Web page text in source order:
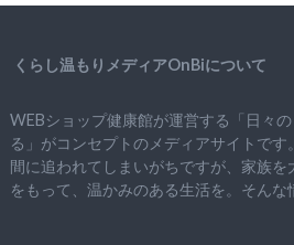
くらし温もりメディアOnBiについて
WEBショップ健康館が運営する「日々
る」がコンセプトのメディアサイトで
間に追われてしまいがちですが、 家族を
をもって、 温かみのある生活を。そんな